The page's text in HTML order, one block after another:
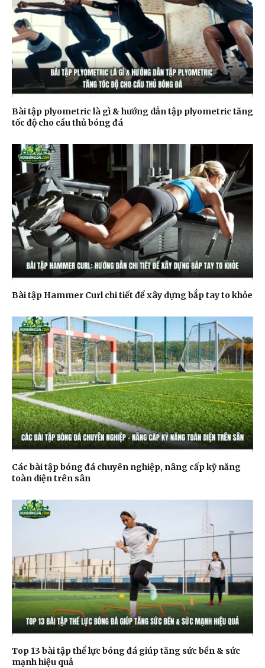
Bài tập plyometric là gì & hướng dẫn tập plyometric tăng
tốc độ cho cầu thủ bóng đá
Bài tập Hammer Curl chi tiết để xây dựng bắp tay to khỏe
Các bài tập bóng đá chuyên nghiệp, nâng cấp kỹ năng
toàn diện trên sân
Top 13 bài tập thể lực bóng đá giúp tăng sức bền & sức
mạnh hiệu quả